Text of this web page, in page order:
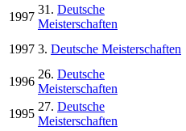
1997
31. Deutsche
Meisterschaften
1997 3. Deutsche Meisterschaften
1996
26. Deutsche
Meisterschaften
1995
27. Deutsche
Meisterschaften